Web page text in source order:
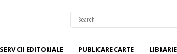
SERVICII EDITORIALE PUBLICARE CARTE LIBRARIE
Password
Remember Me